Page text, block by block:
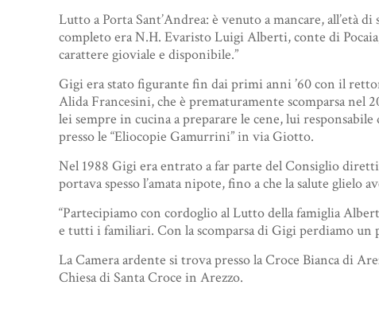
Lutto a Porta Sant’Andrea: è venuto a mancare,
completo era N.H. Evaristo Luigi Alberti, conte di
carattere gioviale e disponibile.”
Gigi era stato figurante fin dai primi anni ’60 con il
Alida Francesini, che è prematuramente scomparsa nel
lei sempre in cucina a preparare le cene, lui
presso le “Eliocopie Gamurrini” in via Giotto.
Nel 1988 Gigi era entrato a far parte del Consiglio
portava spesso l’amata nipote, fino a che la salute glielo
“Partecipiamo con cordoglio al Lutto della famiglia
e tutti i familiari. Con la scomparsa di Gigi perdiamo un
La Camera ardente si trova presso la Croce Bianca di
Chiesa di Santa Croce in Arezzo.